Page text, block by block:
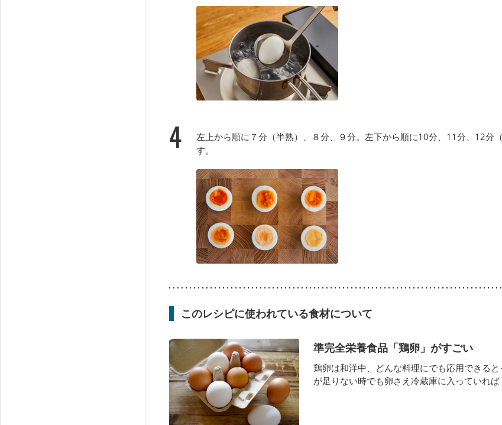
4
左上から順に７分（半熟）、８分、９分。左下から順に10分、11分、12分
す。
このレシピに使われている食材について
準完全栄養食品「鶏卵」がすごい
鶏卵は和洋中、どんな料理にでも応用できる
が足りない時でも卵さえ冷蔵庫に入っていれ